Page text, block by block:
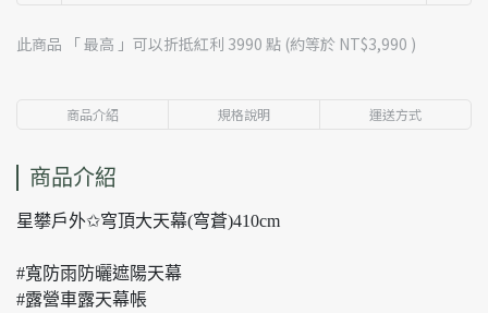
此商品 「 最高 」可以折抵紅利 3990 點 (約等於 NT$3,990 )
商品介紹 規格說明 運送方式
商品介紹
星攀戶外✩穹頂大天幕(穹蒼)410cm
#寬防雨防曬遮陽天幕
#露營車露天幕帳